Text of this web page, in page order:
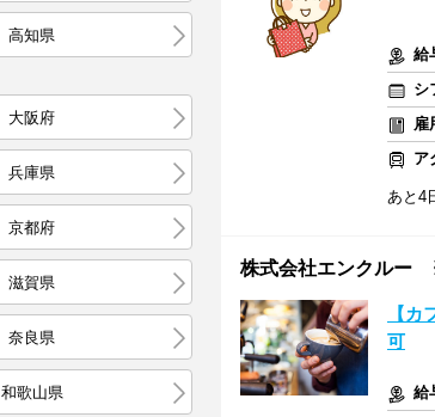
高知県
大阪府
兵庫県
京都府
滋賀県
奈良県
和歌山県
給
シ
雇
ア
あと4
株式会社エンクルー
【
可
給